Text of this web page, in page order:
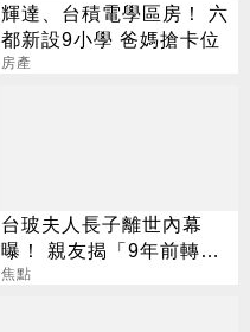
輝達、台積電學區房！ 六
都新設9小學 爸媽搶卡位
房產
台玻夫人長子離世內幕
曝！ 親友揭「9年前轉
折」 遺孀獨扛後事
焦點